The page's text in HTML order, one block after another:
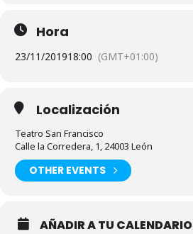
Hora
23/11/201918:00 (GMT+01:00)
Localización
Teatro San Francisco
Calle la Corredera, 1, 24003 León
OTHER EVENTS
AÑADIR A TU CALENDARIO